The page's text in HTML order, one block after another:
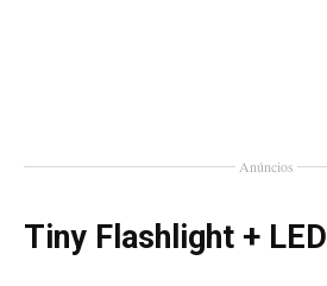
Anúncios
Tiny Flashlight + LED